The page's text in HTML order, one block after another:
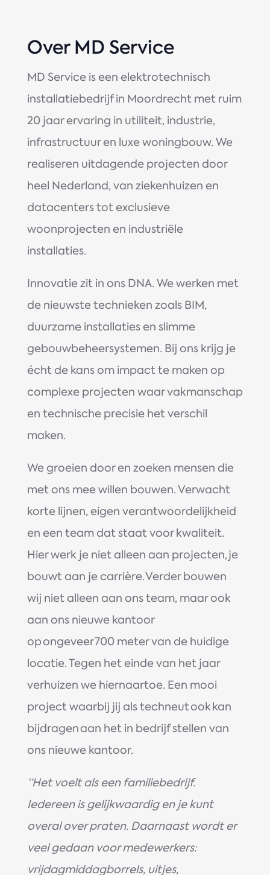
Over MD Service
MD Service is een elektrotechnisch
installatiebedrijf in Moordrecht met ruim
20 jaar ervaring in utiliteit, industrie,
infrastructuur en luxe woningbouw. We
realiseren uitdagende projecten door
heel Nederland, van ziekenhuizen en
datacenters tot exclusieve
woonprojecten en industriële
installaties.
Innovatie zit in ons DNA. We werken met
de nieuwste technieken zoals BIM,
duurzame installaties en slimme
gebouwbeheersystemen. Bij ons krijg je
écht de kans om impact te maken op
complexe projecten waar vakmanschap
en technische precisie het verschil
maken.
We groeien door en zoeken mensen die
met ons mee willen bouwen. Verwacht
korte lijnen, eigen verantwoordelijkheid
en een team dat staat voor kwaliteit.
Hier werk je niet alleen aan projecten, je
bouwt aan je carrière. Verder bouwen
wij niet alleen aan ons team, maar ook
aan ons nieuwe kantoor
op ongeveer 700 meter van de huidige
locatie. Tegen het einde van het jaar
verhuizen we hiernaartoe. Een mooi
project waarbij jij als techneut ook kan
bijdragen aan het in bedrijf stellen van
ons nieuwe kantoor.
“Het voelt als een familiebedrijf.
Iedereen is gelijkwaardig en je kunt
overal over praten. Daarnaast wordt er
veel gedaan voor medewerkers:
vrijdagmiddagborrels, uitjes,